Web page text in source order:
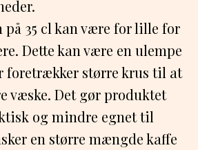
på 35 cl kan være for lille for
Dette kan være en ulempe
foretrækker større krus til at
væske. Det gør produktet
og mindre egnet til
en større mængde kaffe